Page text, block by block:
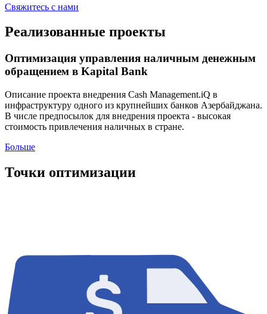
Свяжитесь с нами
Реализованные проекты
Оптимизация управления наличным денежным
обращением в Kapital Bank
Описание проекта внедрения Cash Management.iQ в
инфраструктуру одного из крупнейших банков Азербайджана.
В числе предпосылок для внедрения проекта - высокая
стоимость привлечения наличных в стране.
Больше
Точки оптимизации